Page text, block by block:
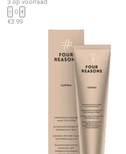
3 op voorraad
− 0 +
€3.99